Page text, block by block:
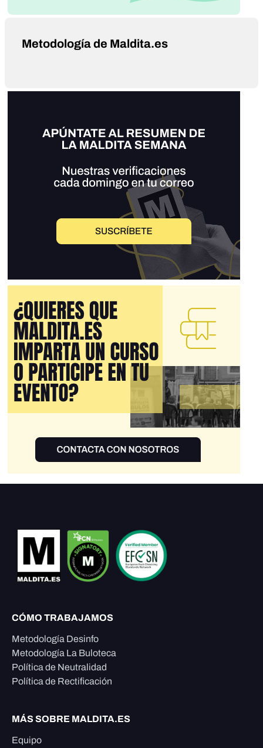
Metodología de Maldita.es
CÓMO TRABAJAMOS
Metodología Desinfo
Metodología La Buloteca
Política de Neutralidad
Política de Rectificación
MÁS SOBRE MALDITA.ES
Equipo